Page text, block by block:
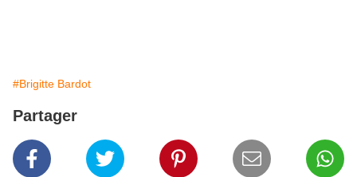
#Brigitte Bardot
Partager